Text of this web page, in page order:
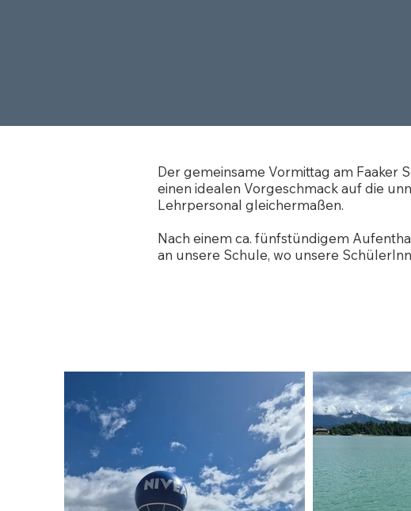
Der gemeinsame Vormittag am Faaker
einen idealen Vorgeschmack auf die
Lehrpersonal gleichermaßen.
Nach einem ca. fünfstündigem
an unsere Schule, wo unsere